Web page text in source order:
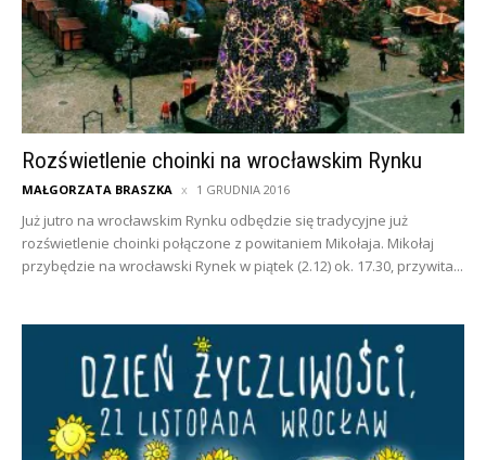
Rozświetlenie choinki na wrocławskim Rynku
MAŁGORZATA BRASZKA 1 GRUDNIA 2016
Już jutro na wrocławskim Rynku odbędzie się tradycyjne już
rozświetlenie choinki połączone z powitaniem Mikołaja. Mikołaj
przybędzie na wrocławski Rynek w piątek (2.12) ok. 17.30, przywita...